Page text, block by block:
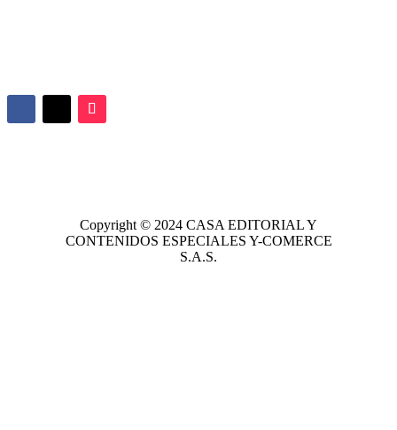
Copyright © 2024 CASA EDITORIALY
CONTENIDOS ESPECIALES Y-COMERCE
S.A.S.